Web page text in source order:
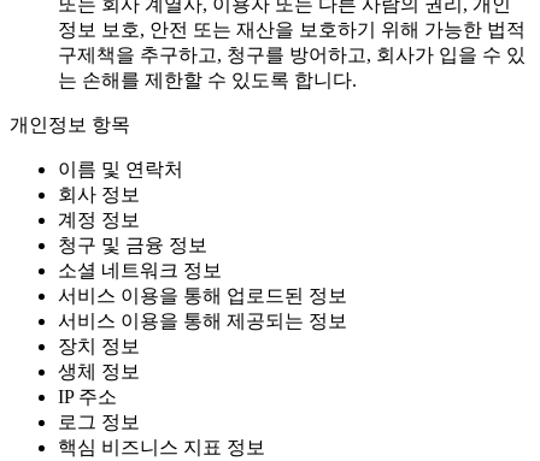
또는 회사 계열사, 이용자 또는 다른 사람의 권리, 개인
정보 보호, 안전 또는 재산을 보호하기 위해 가능한 법적
구제책을 추구하고, 청구를 방어하고, 회사가 입을 수 있
는 손해를 제한할 수 있도록 합니다.
개인정보 항목
이름 및 연락처
회사 정보
계정 정보
청구 및 금융 정보
소셜 네트워크 정보
서비스 이용을 통해 업로드된 정보
서비스 이용을 통해 제공되는 정보
장치 정보
생체 정보
IP 주소
로그 정보
핵심 비즈니스 지표 정보